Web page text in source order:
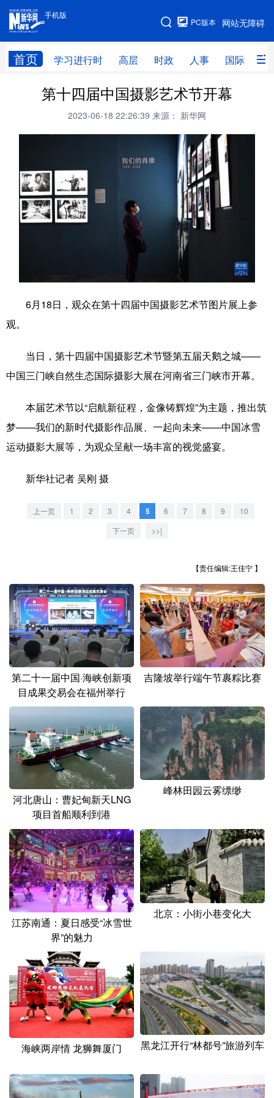
手机版
网站无障碍
PC版本
首页 学习进行时 高层 时政 人事 国际 财
手机版
网站地图
学习进行时 高层 时政 人事
财经 网评
全球连线 教育
科技 体育
文化 书画 军事
访谈 图片
信息化 数字经济
学术中国 乡村振兴 银龄 溯源中国
彩票 娱乐 时尚 悦读
公益 一带一路 亚太网 上市公司
文化产业
地方频道
北京 天津
安徽 福建
四川 贵州 云南 西藏
陕西 甘肃 青海 宁夏
新疆 内蒙古 黑龙江
多语种频道
English Español Français عربى
Русский язык 日本語 한국어
Deutsch Português
第十四届中国摄影艺术节开幕
2023-06-18 22:26:39 来源： 新华网
6月18日，观众在第十四届中国摄影艺术节图片展上参
观。
当日，第十四届中国摄影艺术节暨第五届天鹅之城——
中国三门峡自然生态国际摄影大展在河南省三门峡市开幕。
本届艺术节以“启航新征程，金像铸辉煌”为主题，推出筑
梦——我们的新时代摄影作品展、一起向未来——中国冰雪
运动摄影大展等，为观众呈献一场丰富的视觉盛宴。
新华社记者 吴刚 摄
上一页 1 2 3 4 5 6 7 8 9
10
下一页
>>|
【责任编辑:王佳宁 】
第二十一届中国·海峡创新项
目成果交易会在福州举行
吉隆坡举行端午节裹粽比赛
河北唐山：曹妃甸新天LNG
项目首船顺利到港
峰林田园云雾缥缈
江苏南通：夏日感受“冰雪世
界”的魅力
北京：小街小巷变化大
海峡两岸情 龙狮舞厦门 黑龙江开行“林都号”旅游列车